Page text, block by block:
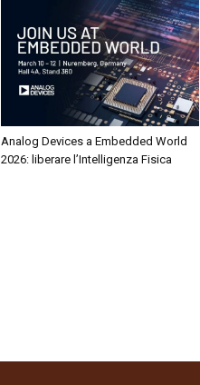
Analog Devices a Embedded World
2026: liberare l’Intelligenza Fisica